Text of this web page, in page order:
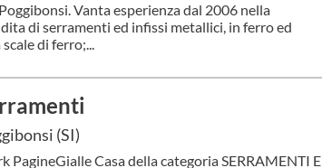
Vanta esperienza dal 2006 nella
di serramenti ed infissi metallici, in ferro ed
di ferro;...
(SI)
Casa della categoria SERRAMENTI E